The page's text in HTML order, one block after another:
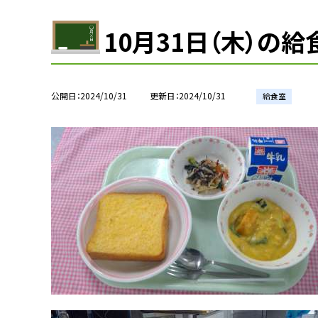
10月31日（木）の給
公開日 2024/10/31 更新日 2024/10/31 給食室